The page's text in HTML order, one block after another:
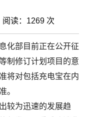
读：1269 次
化部目前正在公开征
制修订计划项目的意
将对包括充电宝在内
。
为迅速的发展趋